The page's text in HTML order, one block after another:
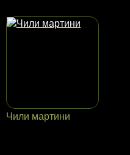
Чили мартини